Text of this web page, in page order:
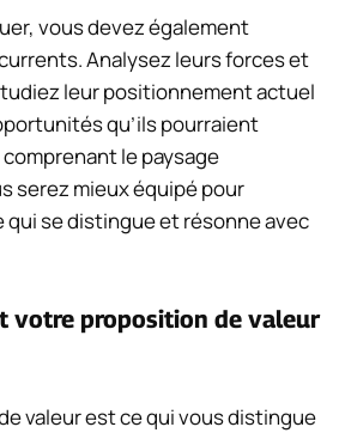
vous devez également
Analysez leurs forces et
leur positionnement actuel
qu’ils pourraient
le paysage
serez mieux équipé pour
qui se distingue et résonne avec
votre proposition de valeur
valeur est ce qui vous distingue